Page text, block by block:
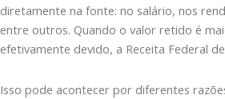
diretamente na fonte: no salário, nos
entre outros. Quando o valor retido é
efetivamente devido, a Receita Federal
Isso pode acontecer por diferentes